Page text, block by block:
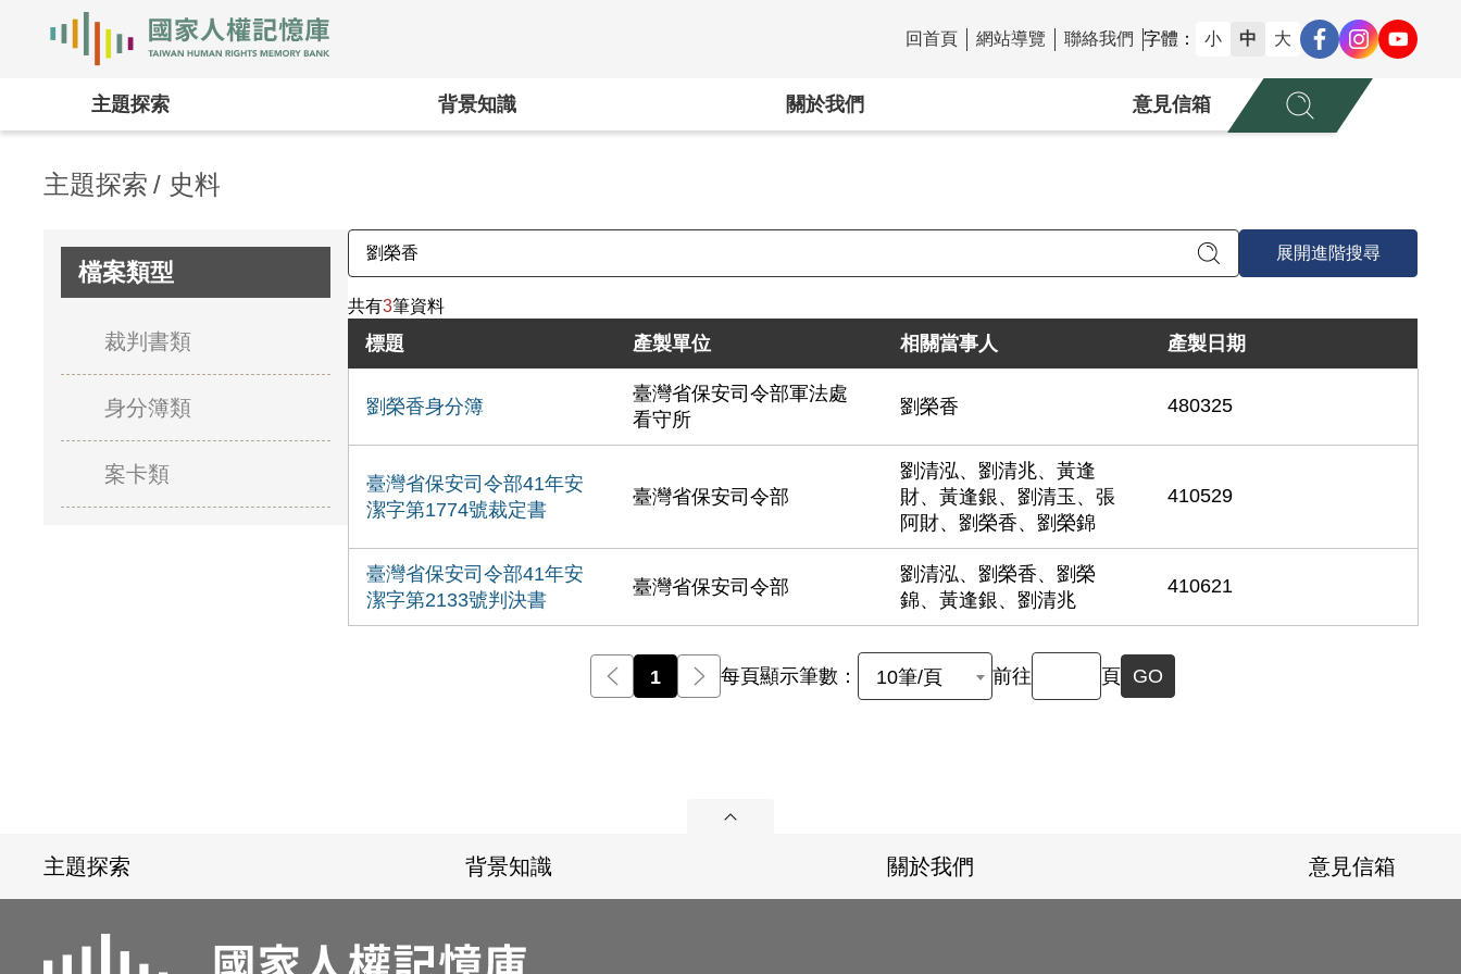
:::
回首頁 網站導覽 聯絡我們 字體： 小 中 大
主題探索 背景知識 關於我們 意見信箱
主題探索 史料
檔案類型
裁判書類
身分簿類
案卡類
展開進階搜尋
共有3筆資料
標題 產製單位 相關當事人 產製日期
劉榮香身分簿
臺灣省保安司令部軍法處
看守所
劉榮香 480325
臺灣省保安司令部41年安
潔字第1774號裁定書
臺灣省保安司令部
劉清泓、劉清兆、黃逢
財、黃逢銀、劉清玉、張
阿財、劉榮香、劉榮錦
410529
臺灣省保安司令部41年安
潔字第2133號判決書
臺灣省保安司令部
劉清泓、劉榮香、劉榮
錦、黃逢銀、劉清兆
410621
前一頁
1 後一頁
每頁顯示筆數： 10筆/頁 前往 頁 GO
主題探索 背景知識 關於我們 意見信箱